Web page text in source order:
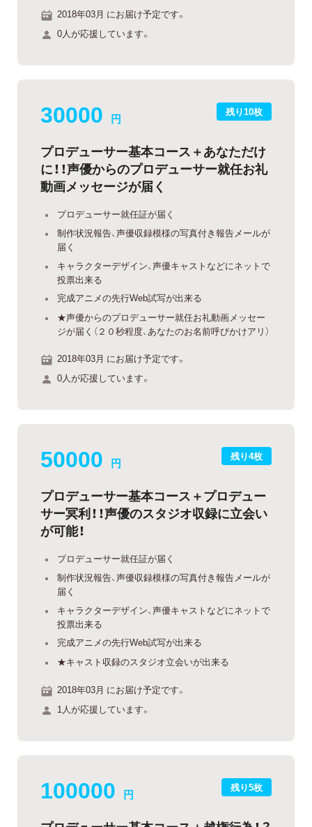
2018年03月 にお届け予定です。
0人が応援しています。
残り10枚
30000 円
プロデューサー基本コース＋あなただけ
に！！声優からのプロデューサー就任お礼
動画メッセージが届く
プロデューサー就任証が届く
制作状況報告、声優収録模様の写真付き報告メールが
届く
キャラクターデザイン、声優キャストなどにネットで
投票出来る
完成アニメの先行Web試写が出来る
★声優からのプロデューサー就任お礼動画メッセー
ジが届く（２０秒程度、あなたのお名前呼びかけアリ）
2018年03月 にお届け予定です。
0人が応援しています。
残り4枚
50000 円
プロデューサー基本コース＋プロデュー
サー冥利！！声優のスタジオ収録に立会い
が可能！
プロデューサー就任証が届く
制作状況報告、声優収録模様の写真付き報告メールが
届く
キャラクターデザイン、声優キャストなどにネットで
投票出来る
完成アニメの先行Web試写が出来る
★キャスト収録のスタジオ立会いが出来る
2018年03月 にお届け予定です。
1人が応援しています。
残り5枚
100000 円